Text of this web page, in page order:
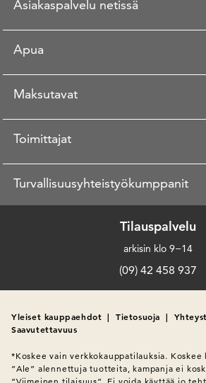
Asiakaspalvelu netissä
Apua
Maksutavat
Toimittajat
Turvallisuusyhteistyökumppanit
Tilauspalvelu
arkisin klo 9−14
(09) 42 458 937
Yleiset kauppaehdot | Tietosuoja |
Saavutettavuus
*Koskee vain verkkokauppatilauksia. Koskee
”Ale” alennettuja tuotteita, kampanja ei